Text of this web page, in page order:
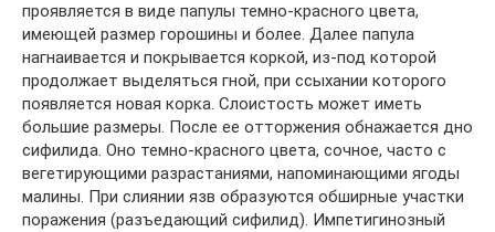
проявляется в виде папулы темно-красного цвета,
имеющей размер горошины и более. Далее папула
нагнаивается и покрывается коркой, из-под которой
продолжает выделяться гной, при ссыхании которого
появляется новая корка. Слоистость может иметь
большие размеры. После ее отторжения обнажается дно
сифилида. Оно темно-красного цвета, сочное, часто с
вегетирующими разрастаниями, напоминающими ягоды
малины. При слиянии язв образуются обширные участки
поражения (разъедающий сифилид). Импетигинозный